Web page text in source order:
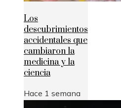
Los
descubrimientos
accidentales que
cambiaron la
medicina y la
ciencia
Hace 1 semana